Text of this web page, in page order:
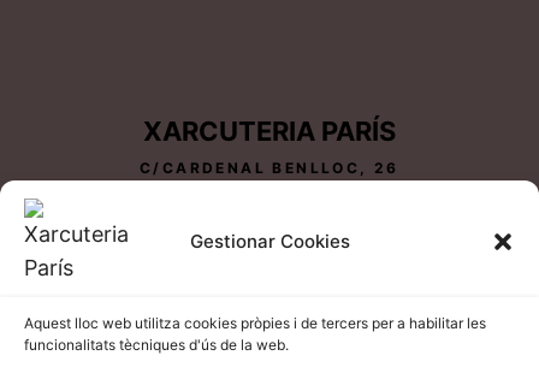
Gestionar Cookies
Aquest lloc web utilitza cookies pròpies i de tercers per a habilitar les
funcionalitats tècniques d'ús de la web.
XARCUTERIA PARÍS
C/CARDENAL BENLLOC, 26